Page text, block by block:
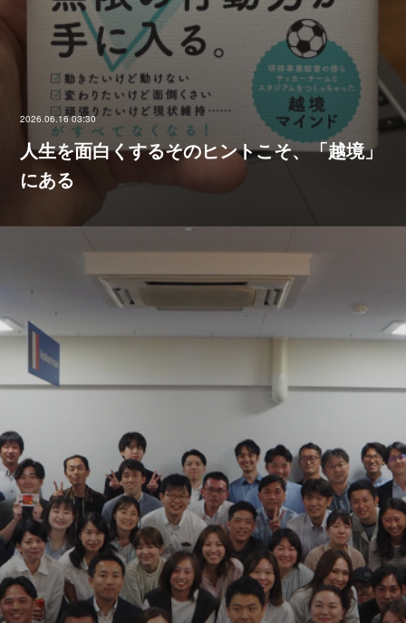
2026.06.16 03:30
人生を面白くするそのヒントこそ、「越境」
にある